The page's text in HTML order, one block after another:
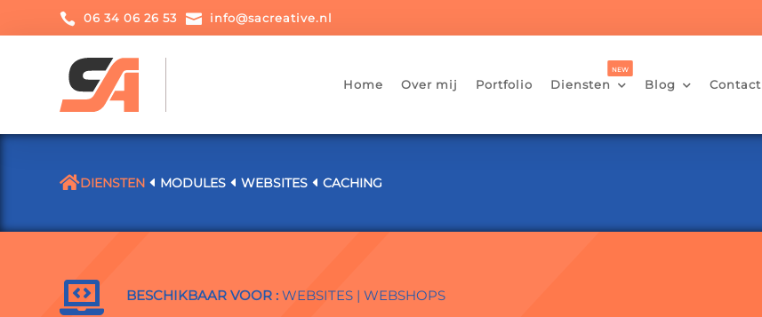
 06 34 06 26 53  info@sacreative.nl
Home Over mij Portfolio 
Diensten 
Blog Contact
DIENSTEN D MODULES DWEBSITES DCACHING
 BESCHIKBAAR VOOR :WEBSITES |WEBSHOPS